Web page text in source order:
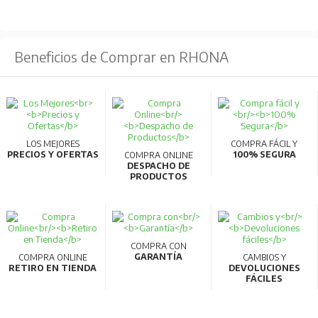
Compatibilidad AC/DC:Los modelos de 32AF y
de especificación adicional.
Comunicaciones inteligentes:
Compatibilidad con
CC-Link para transmitir datos de medición a PC,
permitiendo la gestión energética y visualización en
termoplásticos fácilmente reciclables y cumplen con la
normativa RoHS.
Alta calidad y eficiencia:
Producidos en líneas de
Beneficios de Comprar en RHONA
LOS MEJORES
PRECIOS Y OFERTAS
COMPRA ONLINE
DESPACHO DE
PRODUCTOS
COMPRA FÁCIL Y
100% SEGURA
COMPRA ONLINE
RETIRO EN TIENDA
COMPRA CON
GARANTÍA
CAMBIOS Y
DEVOLUCIONES
FÁCILES